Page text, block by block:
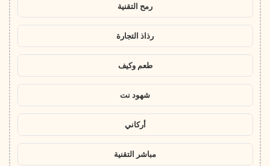
رمح التقنية
رذاذ التجارة
طعم وكيف
شهود نت
أركاني
مباشر التقنية